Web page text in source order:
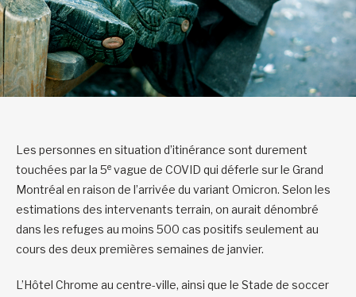
Les personnes en situation d’itinérance sont durement
touchées par la 5e vague de COVID qui déferle sur le Grand
Montréal en raison de l’arrivée du variant Omicron. Selon les
estimations des intervenants terrain, on aurait dénombré
dans les refuges au moins 500 cas positifs seulement au
cours des deux premières semaines de janvier.
L’Hôtel Chrome au centre-ville, ainsi que le Stade de soccer